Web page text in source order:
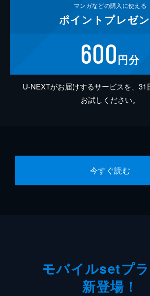
マンガなどの購入に使える
ポイント プレゼ
600円分
U-NEXTがお届けするサービスを、31
お試しください。
今すぐ読む
モバイルsetプ
新登場！